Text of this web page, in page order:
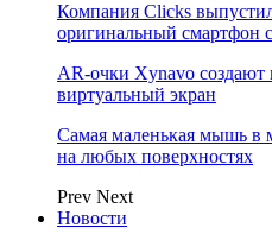
Компания Clicks
оригинальный смартфон
AR-очки Xynavo создают
виртуальный экран
Самая маленькая мышь в
на любых поверхностях
Prev Next
Новости